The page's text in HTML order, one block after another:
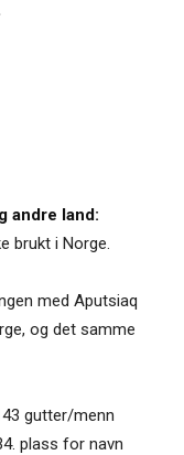
andre land:
brukt i Norge.
med Aputsiaq
og det samme
gutter/menn
plass for navn